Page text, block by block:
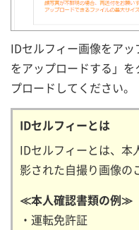
IDセルフィー画像をア
をアップロードする」
プロードしてください。
IDセルフィーとは
IDセルフィーとは、本
影された自撮り画像の
≪本人確認書類の例≫
・運転免許証